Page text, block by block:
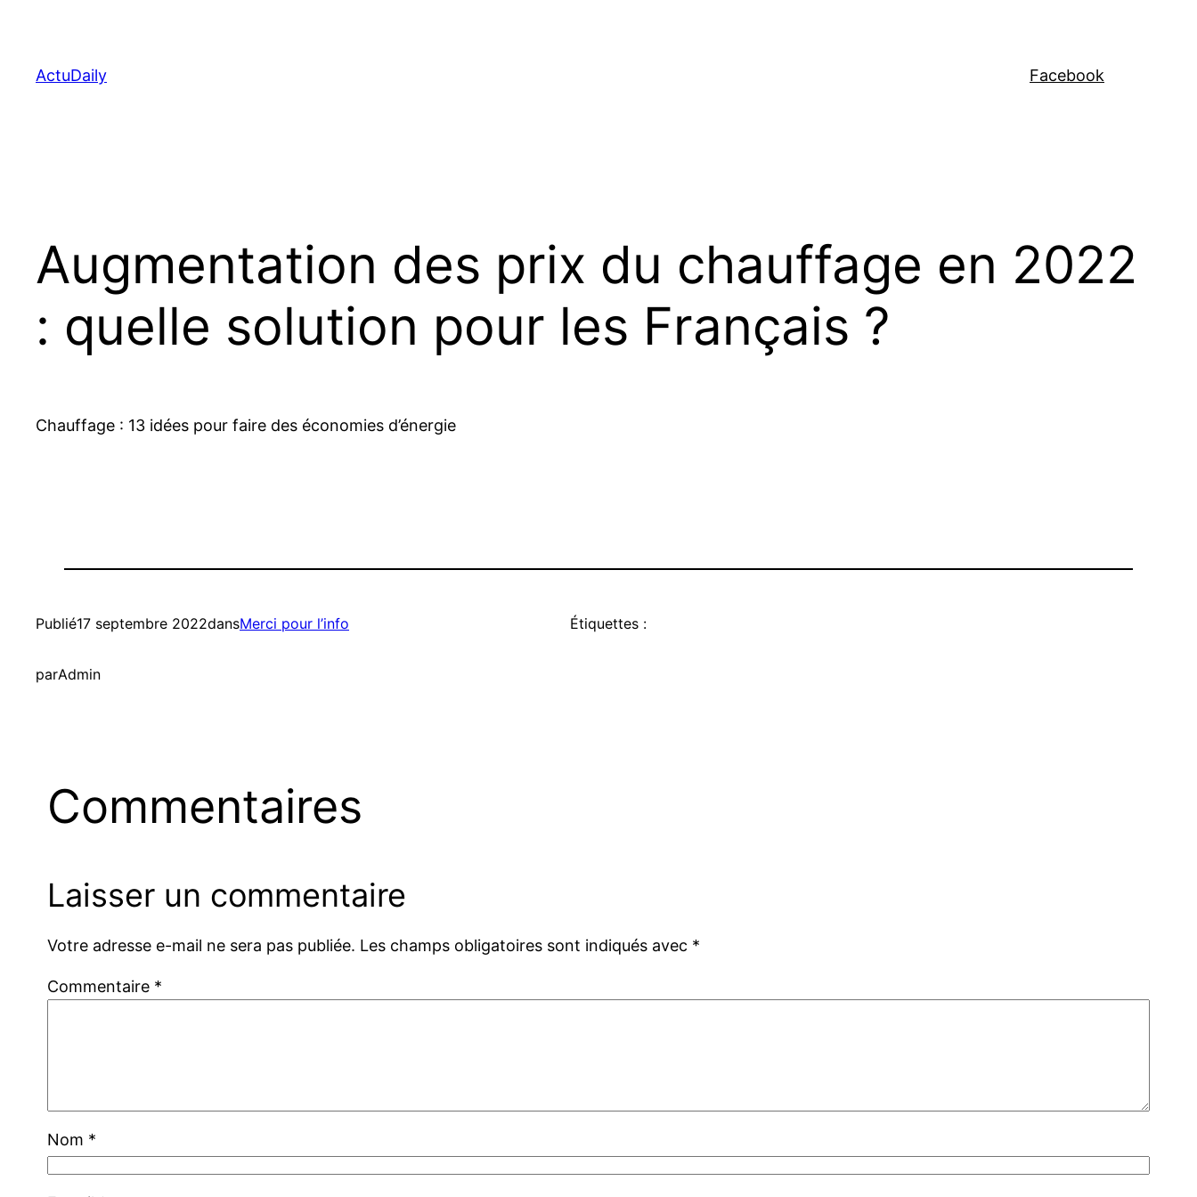
contenu
ActuDaily Facebook
Augmentation des prix du chauffage en 2022
: quelle solution pour les Français ?
Chauffage : 13 idées pour faire des économies d’énergie
Publié17 septembre 2022dansMerci pour l’info
parAdmin
Étiquettes :
Commentaires
Laisser un commentaire
Votre adresse e-mail ne sera pas publiée. Les champs obligatoires sont indiqués avec *
Commentaire *
Nom *